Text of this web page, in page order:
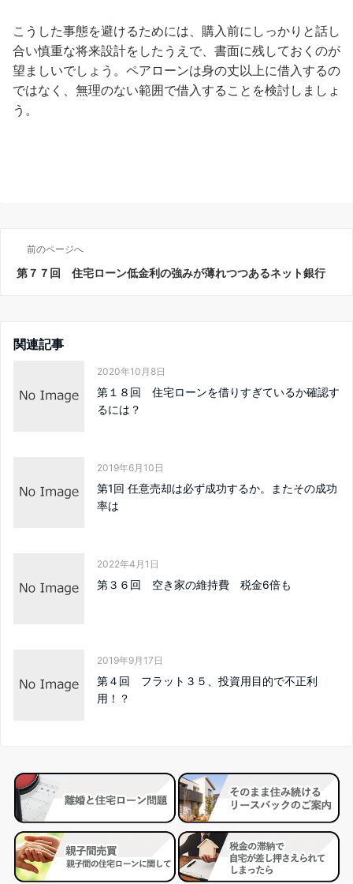
こうした事態を避けるためには、購入前にしっかりと話し
合い慎重な将来設計をしたうえで、書面に残しておくのが
望ましいでしょう。ペアローンは身の丈以上に借入するの
ではなく、無理のない範囲で借入することを検討しましょ
う。
前のページへ
第７７回 住宅ローン低金利の強みが薄れつつあるネット銀行
関連記事
2020年10月8日
第１８回 住宅ローンを借りすぎているか確認す
るには？
2019年6月10日
第1回 任意売却は必ず成功するか。またその成功
率は
2022年4月1日
第３６回 空き家の維持費 税金6倍も
2019年9月17日
第４回 フラット３５、投資用目的で不正利
用！？